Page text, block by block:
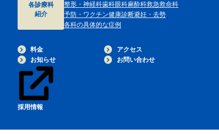
各診療科
紹介
整形・神経科歯科眼科麻酔科救急救命科
予防・ワクチン健康診断避妊・去勢
各科の具体的な症例
料金
アクセス
お知らせ
お問い合わせ
採用情報